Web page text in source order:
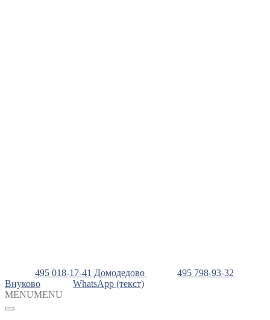
495 018-17-41 Домодедово
495 798-93-32
Внуково
WhatsApp (текст)
MENUMENU